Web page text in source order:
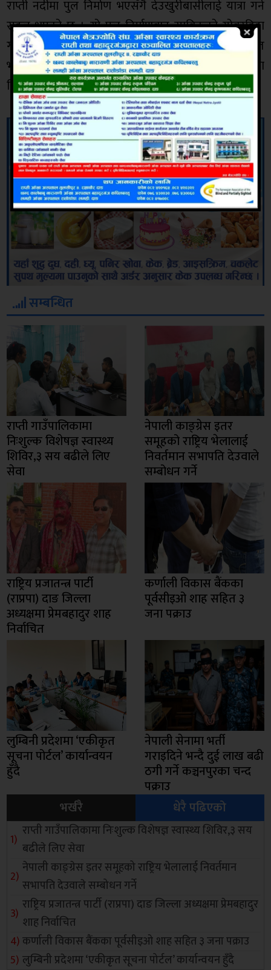
राप्ती नदीमा पुल निर्माण भएसँगै देउखुरीबासीलाई यात्रा गर्न
सहज भएको छ । यो पुल निर्माणबाट साविकको गोबरडिहा
गाविस र साविकको सिसहनियाँ क्षेत्रका बासिन्दा लाभान्वित
भएका छन् । पछिल्लो समय पुल पर्यटकीय गन्तब्यको रुपमा
विकास भएको छ ।
सम्बन्धित
राप्ती गाउँपालिकामा
निःशुल्क विशेषज्ञ स्वास्थ्य
शिविर,३ सय बढीले लिए
सेवा
नेपाली काङ्ग्रेस इतर
समूहको राष्ट्रिय भेलालाई
निवर्तमान सभापति देउवाले
सम्बोधन गर्ने
राष्ट्रिय प्रजातन्त्र पार्टी
(राप्रपा) दाङ जिल्ला
अध्यक्षमा प्रेमबहादुर शाह
निर्वाचित
कर्णाली विकास बैंकका
पूर्वसीइओ शाह सहित ३
जना पक्राउ
लुम्बिनी प्रदेशमा ‘एकीकृत
सूचना पोर्टल’ कार्यान्वयन
हुँदै
नेपाली सेनामा भर्ती
गराइदिने भन्दै दुई लाख बढी
ठगी गर्ने कञ्चनपुरका चन्द
पक्राउ
भर्खरै
धेरै पढिएको
राप्ती गाउँपालिकामा निःशुल्क विशेषज्ञ स्वास्थ्य शिविर,३ सय
बढीले लिए सेवा
नेपाली काङ्ग्रेस इतर समूहको राष्ट्रिय भेलालाई निवर्तमान
सभापति देउवाले सम्बोधन गर्ने
राष्ट्रिय प्रजातन्त्र पार्टी (राप्रपा) दाङ जिल्ला अध्यक्षमा प्रेमबहादुर
शाह निर्वाचित
कर्णाली विकास बैंकका पूर्वसीइओ शाह सहित ३ जना पक्राउ
लुम्बिनी प्रदेशमा ‘एकीकृत सूचना पोर्टल’ कार्यान्वयन हुँदै